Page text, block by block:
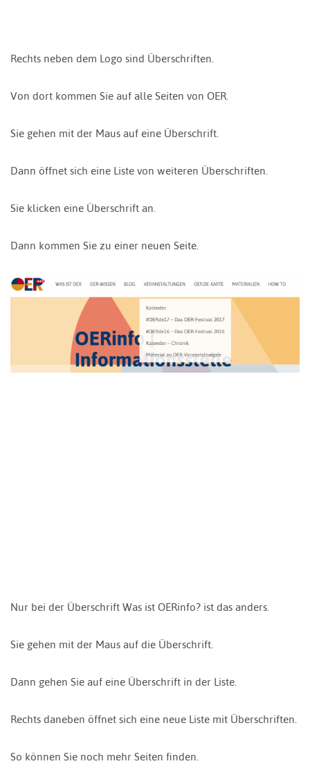
Rechts neben dem Logo sind Überschriften.
Von dort kommen Sie auf alle Seiten von OER.
Sie gehen mit der Maus auf eine Überschrift.
Dann öffnet sich eine Liste von weiteren Überschriften.
Sie klicken eine Überschrift an.
Dann kommen Sie zu einer neuen Seite.
Nur bei der Überschrift Was ist OERinfo? ist das anders.
Sie gehen mit der Maus auf die Überschrift.
Dann gehen Sie auf eine Überschrift in der Liste.
Rechts daneben öffnet sich eine neue Liste mit Überschriften.
So können Sie noch mehr Seiten finden.